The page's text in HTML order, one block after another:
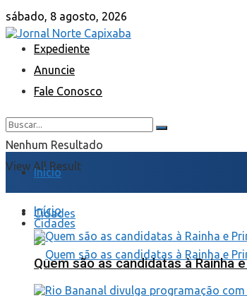
sábado, 8 agosto, 2026
Expediente
Anuncie
Fale Conosco
Nenhum Resultado
View All Result
Início
Cidades
Início
Cidades
Quem são as candidatas à Rainha